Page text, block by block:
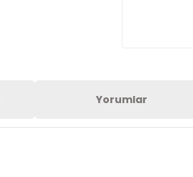
Yorumlar